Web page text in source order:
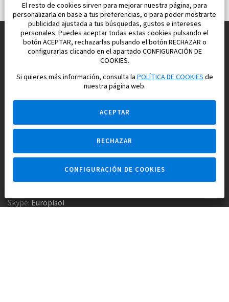
Construimos y vendemos propiedades
para su vida feliz en España
Agencia inmobiliaria +34 647 173 382
Empresa constructora +34 607 961 116
Skype: Europisol
El resto de cookies sirven para mejorar nuestra página, para
personalizarla en base a tus preferencias, o para poder mostrarte
publicidad ajustada a tus búsquedas, gustos e intereses
personales. Puedes aceptar todas estas cookies pulsando el
botón ACEPTAR, rechazarlas pulsando el botón RECHAZAR o
configurarlas clicando en el apartado CONFIGURACIÓN DE
COOKIES.
Si quieres más información, consulta laPOLÍTICA DE COOKIESde
nuestra página web.
ACEPTAR
RECHAZAR
CONFIGURACIÓN DE COOKIES